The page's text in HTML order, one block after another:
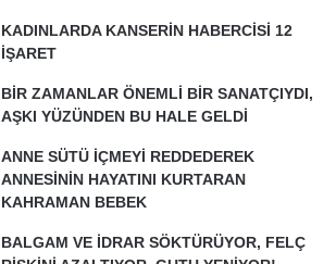
KADINLARDA KANSERİN HABERCİSİ 12
İŞARET
BİR ZAMANLAR ÖNEMLİ BİR SANATÇIYDI,
AŞKI YÜZÜNDEN BU HALE GELDİ
ANNE SÜTÜ İÇMEYİ REDDEDEREK
ANNESİNİN HAYATINI KURTARAN
KAHRAMAN BEBEK
BALGAM VE İDRAR SÖKTÜRÜYOR, FELÇ